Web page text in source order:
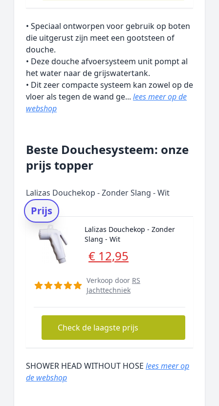
• Speciaal ontworpen voor gebruik op boten
die uitgerust zijn meet een gootsteen of
douche.
• Deze douche afvoersysteem unit pompt al
het water naar de grijswatertank.
• Dit zeer compacte systeem kan zowel op de
vloer als tegen de wand ge... lees meer op de
webshop
Beste Douchesysteem: onze
prijs topper
Lalizas Douchekop - Zonder Slang - Wit
Prijs
Lalizas Douchekop - Zonder
Slang - Wit
€ 12,95
Verkoop door RS
Jachttechniek
Check de laagste prijs
SHOWER HEAD WITHOUT HOSE lees meer op
de webshop